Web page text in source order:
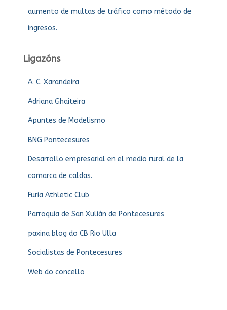
aumento de multas de tráfico como método de
ingresos.
Ligazóns
A. C. Xarandeira
Adriana Ghaiteira
Apuntes de Modelismo
BNG Pontecesures
Desarrollo empresarial en el medio rural de la
comarca de caldas.
Furia Athletic Club
Parroquia de San Xulián de Pontecesures
paxina blog do CB Rio Ulla
Socialistas de Pontecesures
Web do concello